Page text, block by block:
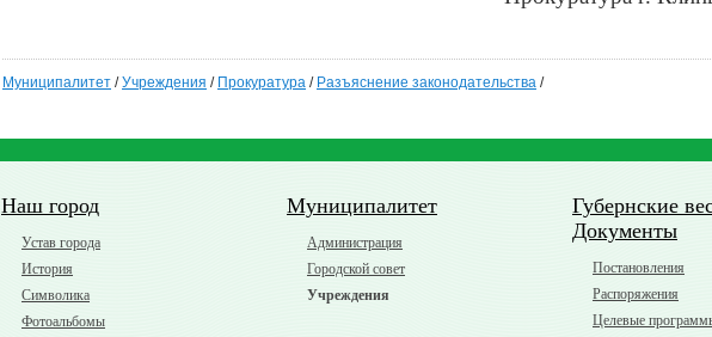
Муниципалитет /Учреждения / Прокуратура / Разъяснение законодательства /
Наш город
Устав города
История
Символика
Фотоальбомы
Муниципалитет
Администрация
Городской совет
Учреждения
Губернские
Документы
Постановления
Распоряжения
Целевые